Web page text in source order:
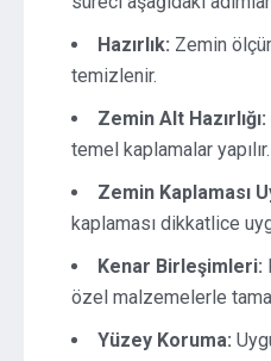
Hazırlık: Zemin
temizlenir.
Zemin Alt Hazırlığı:
temel kaplamalar yapılır.
Zemin Kaplaması
kaplaması dikkatlice
Kenar Birleşimleri:
özel malzemelerle
Yüzey Koruma: